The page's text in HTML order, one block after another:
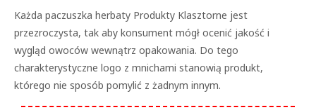
Każda paczuszka herbaty Produkty Klasztorne jest
przezroczysta, tak aby konsument mógł ocenić jakość i
wygląd owoców wewnątrz opakowania. Do tego
charakterystyczne logo z mnichami stanowią produkt,
którego nie sposób pomylić z żadnym innym.